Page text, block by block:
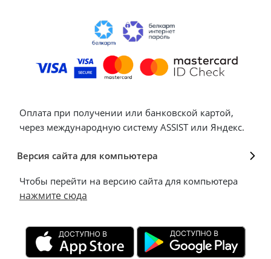
Оплата при получении или банковской картой,
через международную систему ASSIST или Яндекс.
Версия сайта для компьютера
Чтобы перейти на версию сайта для компьютера
нажмите сюда